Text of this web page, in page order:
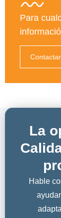
Para
Contactar
La
Hable